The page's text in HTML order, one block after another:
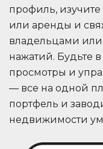
профиль,
или аренды и
владельцами или
нажатий. Будьте
просмотры и
— все на одной
портфель и
недвижимости